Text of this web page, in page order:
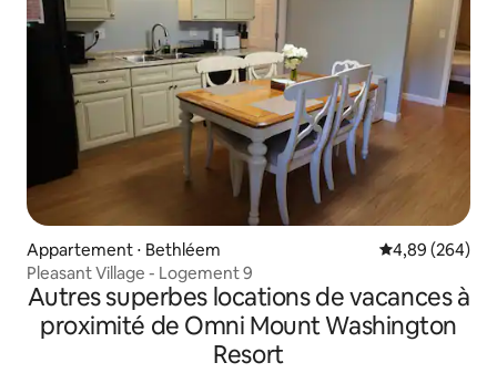
Appartement ⋅ Bethléem Évaluation
4,89 (264)
Pleasant Village - Logement 9
Autres superbes locations de vacances à
proximité de Omni Mount Washington
Resort